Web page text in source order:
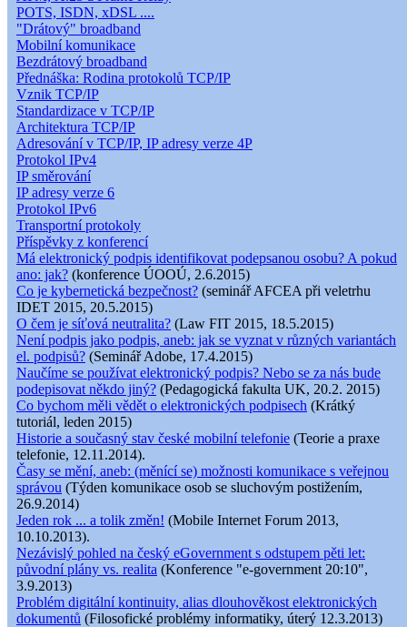
POTS, ISDN, xDSL ....
"Drátový" broadband
Mobilní komunikace
Bezdrátový broadband
Přednáška: Rodina protokolů TCP/IP
Vznik TCP/IP
Standardizace v TCP/IP
Architektura TCP/IP
Adresování v TCP/IP, IP adresy verze 4P
Protokol IPv4
IP směrování
IP adresy verze 6
Protokol IPv6
Transportní protokoly
Příspěvky z konferencí
Má elektronický podpis identifikovat podepsanou osobu? A pokud
ano: jak? (konference ÚOOÚ, 2.6.2015)
Co je kybernetická bezpečnost? (seminář AFCEA při veletrhu
IDET 2015, 20.5.2015)
O čem je síťová neutralita? (Law FIT 2015, 18.5.2015)
Není podpis jako podpis, aneb: jak se vyznat v různých variantách
el. podpisů? (Seminář Adobe, 17.4.2015)
Naučíme se používat elektronický podpis? Nebo se za nás bude
podepisovat někdo jiný? (Pedagogická fakulta UK, 20.2. 2015)
Co bychom měli vědět o elektronických podpisech (Krátký
tutoriál, leden 2015)
Historie a současný stav české mobilní telefonie (Teorie a praxe
telefonie, 12.11.2014).
Časy se mění, aneb: (měnící se) možnosti komunikace s veřejnou
správou (Týden komunikace osob se sluchovým postižením,
26.9.2014)
Jeden rok ... a tolik změn! (Mobile Internet Forum 2013,
10.10.2013).
Nezávislý pohled na český eGovernment s odstupem pěti let:
původní plány vs. realita (Konference "e-government 20:10",
3.9.2013)
Problém digitální kontinuity, alias dlouhověkost elektronických
dokumentů (Filosofické problémy informatiky, úterý 12.3.2013)